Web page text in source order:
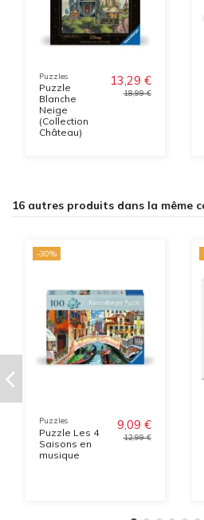
Puzzles
Puzzle
Blanche
Neige
(Collection
Château)
13,29 €
18,99 €
16 autres produits dans la même
-30%
Puzzles
Puzzle Les 4
Saisons en
musique
9,09 €
12,99 €